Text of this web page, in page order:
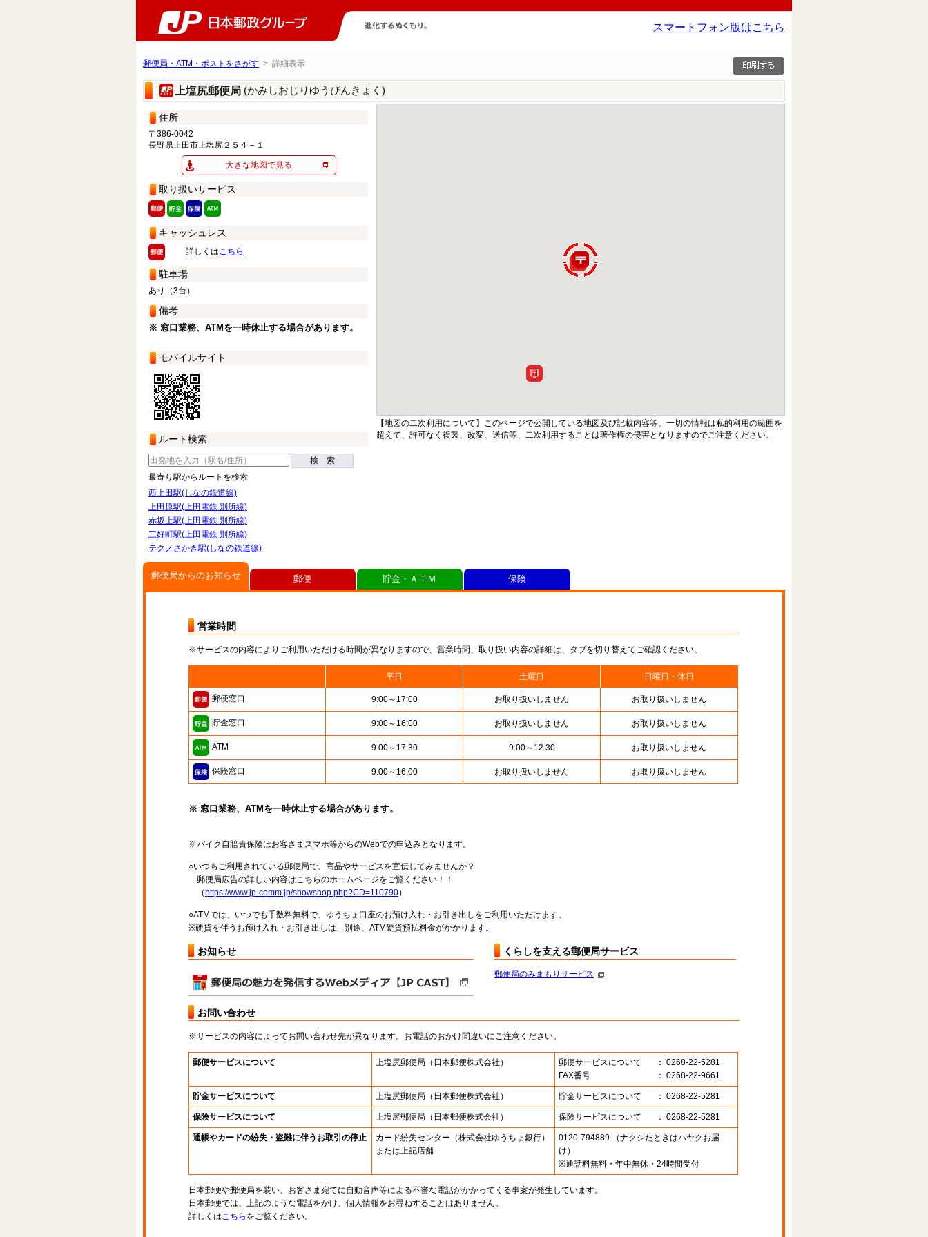
スマートフォン版はこちら
郵便局・ATM・ポストをさがす > 詳細表示
上塩尻郵便局 (かみしおじりゆうびんきょく)
住所
〒386-0042
長野県上田市上塩尻２５４－１
大きな地図で見る
取り扱いサービス
キャッシュレス
詳しくはこちら
駐車場
あり（3台）
備考
※ 窓口業務、ATMを一時休止する場合があります。
モバイルサイト
ルート検索
検 索
最寄り駅からルートを検索
西上田駅(しなの鉄道線)
上田原駅(上田電鉄 別所線)
赤坂上駅(上田電鉄 別所線)
三好町駅(上田電鉄 別所線)
テクノさかき駅(しなの鉄道線)
【地図の二次利用について】このページで公開している地図及び記載内容等、一切の情報は私的利用の範囲を
超えて、許可なく複製、改変、送信等、二次利用することは著作権の侵害となりますのでご注意ください。
郵便局からのお知らせ
営業時間
※サービスの内容によりご利用いただける時間が異なりますので、営業時間、取り扱い内容の詳細は、タブを切り替えてご確認ください。
平日 土曜日 日曜日・休日
郵便窓口 9:00～17:00 お取り扱いしません お取り扱いしません
貯金窓口 9:00～16:00 お取り扱いしません お取り扱いしません
ATM 9:00～17:30 9:00～12:30 お取り扱いしません
保険窓口 9:00～16:00 お取り扱いしません お取り扱いしません
※ 窓口業務、ATMを一時休止する場合があります。
※バイク自賠責保険はお客さまスマホ等からのWebでの申込みとなります。
○いつもご利用されている郵便局で、商品やサービスを宣伝してみませんか？
郵便局広告の詳しい内容はこちらのホームページをご覧ください！！
（ https://www.jp-comm.jp/showshop.php?CD=110790）
○ATMでは、いつでも手数料無料で、ゆうちょ口座のお預け入れ・お引き出しをご利用いただけます。
※硬貨を伴うお預け入れ・お引き出しは、別途、ATM硬貨預払料金がかかります。
お知らせ くらしを支える郵便局サービス
郵便局のみまもりサービス
お問い合わせ
※サービスの内容によってお問い合わせ先が異なります。お電話のおかけ間違いにご注意ください。
郵便サービスについて 上塩尻郵便局 （日本郵便株式会社） 郵便サービスについて
： 0268-22-5281
FAX番号
： 0268-22-9661
貯金サービスについて 上塩尻郵便局 （日本郵便株式会社） 貯金サービスについて ： 0268-22-5281
保険サービスについて 上塩尻郵便局 （日本郵便株式会社） 保険サービスについて ： 0268-22-5281
通帳やカードの紛失・盗難に伴うお取引の停止 カード紛失センター （株式会社ゆうちょ銀行）
または上記店舗
0120-794889 （ナクシたときはハヤクお届
け）
※通話料無料・年中無休・24時間受付
日本郵便や郵便局を装い、お客さま宛てに自動音声等による不審な電話がかかってくる事案が発生しています。
日本郵便では、上記のような電話をかけ、個人情報をお尋ねすることはありません。
詳しくはこちら をご覧ください。
郵便 貯金・ＡＴＭ 保険